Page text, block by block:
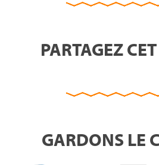
PARTAGEZ
GARDONS LE